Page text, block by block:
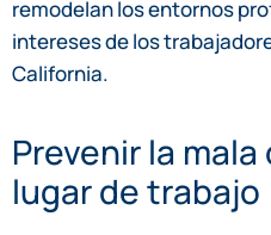
remodelan los entornos
intereses de los
California.
Prevenir la
lugar de trabajo